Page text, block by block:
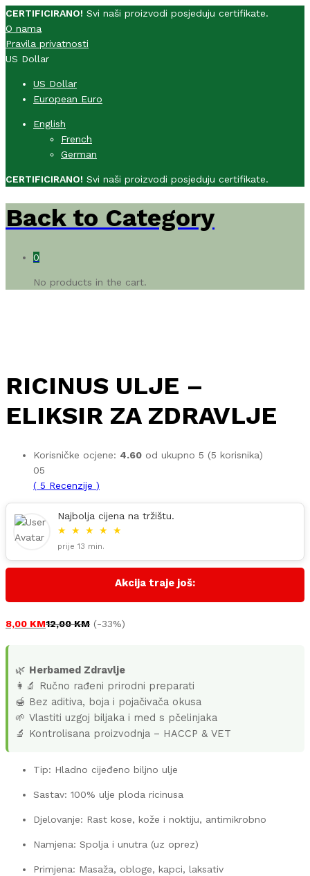
CERTIFICIRANO! Svi naši proizvodi posjeduju certifikate.
O nama
Pravila privatnosti
US Dollar
US Dollar
European Euro
English
French
German
CERTIFICIRANO! Svi naši proizvodi posjeduju certifikate.
Back to Category
0
No products in the cart.
RICINUS ULJE –
ELIKSIR ZA ZDRAVLJE
Korisničke ocjene: 4.60 od ukupno 5 (5 korisnika)
05
( 5 Recenzije )
Najbolja cijena na tržištu.
★ ★ ★ ★ ★
prije 13 min.
Akcija traje još:
8,00 KM12,00KM (-33%)
🌿 Herbamed Zdravlje
👩‍🔬 Ručno rađeni prirodni preparati
🍯 Bez aditiva, boja i pojačivača okusa
🌱 Vlastiti uzgoj biljaka i med s pčelinjaka
🔬 Kontrolisana proizvodnja – HACCP & VET
Tip: Hladno cijeđeno biljno ulje
Sastav: 100% ulje ploda ricinusa
Djelovanje: Rast kose, kože i noktiju, antimikrobno
Namjena: Spolja i unutra (uz oprez)
Primjena: Masaža, obloge, kapci, laksativ